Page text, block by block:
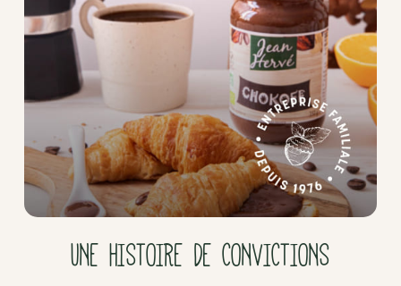
UNE HISTOIRE DE CONVICTIONS
Pâte
d'amande
Pâtes à
tartiner
Produits
lacto-
fermentés
Produits
Purées